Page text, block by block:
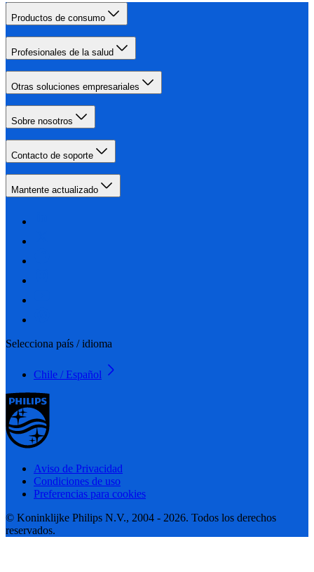
Productos de consumo
Profesionales de la salud
Otras soluciones empresariales
Sobre nosotros
Contacto de soporte
Mantente actualizado
Selecciona país / idioma
Chile / Español
Aviso de Privacidad
Condiciones de uso
Preferencias para cookies
© Koninklijke Philips N.V., 2004 - 2026. Todos los derechos
reservados.